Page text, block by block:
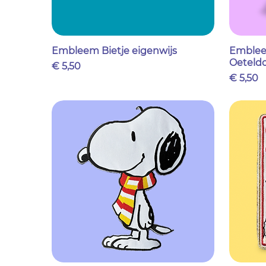
Embleem Bietje eigenwijs
Prijs
€ 5,50
Prijs
€ 5,50